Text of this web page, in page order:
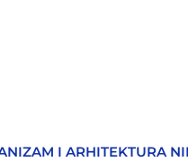
I ARHITEKTURA